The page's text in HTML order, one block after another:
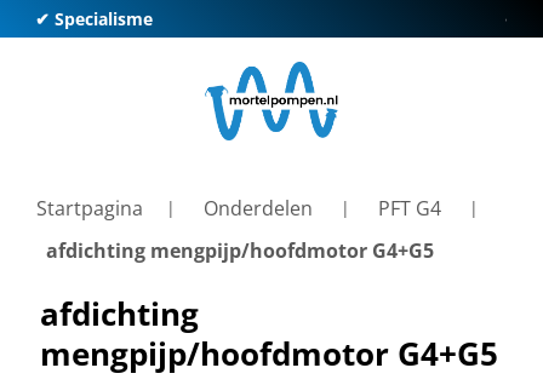
✔ Specialisme ✔
Startpagina Onderdelen
PFT G4
afdichting mengpijp/hoofdmotor G4+G5
afdichting
mengpijp/hoofdmotor G4+G5